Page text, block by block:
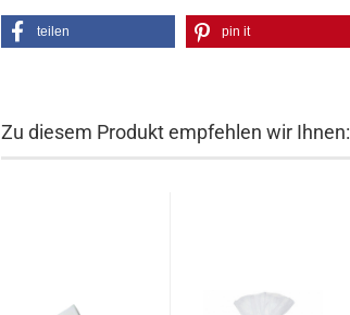
teilen pin it
Zu diesem Produkt empfehlen wir Ihnen: